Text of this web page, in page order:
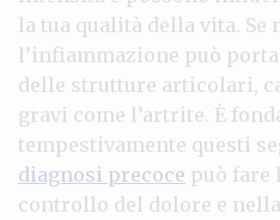
la tua qualità della vita. Se
l’infiammazione può
delle strutture articolari,
gravi come l’artrite. È
tempestivamente questi
diagnosi precoce può fare
controllo del dolore e